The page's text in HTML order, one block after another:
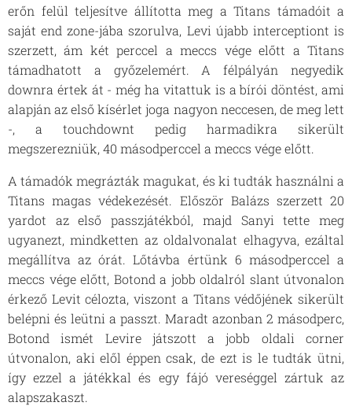
erőn felül teljesítve állította meg a Titans támadóit a
saját end zone-jába szorulva, Levi újabb interceptiont is
szerzett, ám két perccel a meccs vége előtt a Titans
támadhatott a győzelemért. A félpályán negyedik
downra értek át - még ha vitattuk is a bírói döntést, ami
alapján az első kísérlet joga nagyon neccesen, de meg lett
-, a touchdownt pedig harmadikra sikerült
megszerezniük, 40 másodperccel a meccs vége előtt.
A támadók megrázták magukat, és ki tudták használni a
Titans magas védekezését. Először Balázs szerzett 20
yardot az első passzjátékból, majd Sanyi tette meg
ugyanezt, mindketten az oldalvonalat elhagyva, ezáltal
megállítva az órát. Lőtávba értünk 6 másodperccel a
meccs vége előtt, Botond a jobb oldalról slant útvonalon
érkező Levit célozta, viszont a Titans védőjének sikerült
belépni és leütni a passzt. Maradt azonban 2 másodperc,
Botond ismét Levire játszott a jobb oldali corner
útvonalon, aki elől éppen csak, de ezt is le tudták ütni,
így ezzel a játékkal és egy fájó vereséggel zártuk az
alapszakaszt.